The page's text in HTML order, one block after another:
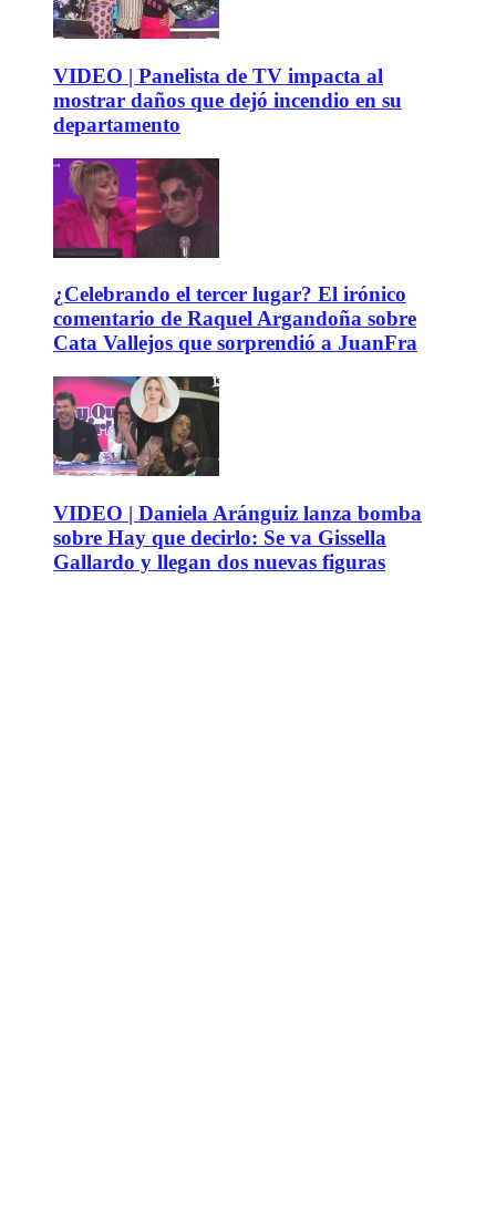
VIDEO | Panelista de TV impacta al
mostrar daños que dejó incendio en su
departamento
¿Celebrando el tercer lugar? El irónico
comentario de Raquel Argandoña sobre
Cata Vallejos que sorprendió a JuanFra
VIDEO | Daniela Aránguiz lanza bomba
sobre Hay que decirlo: Se va Gissella
Gallardo y llegan dos nuevas figuras